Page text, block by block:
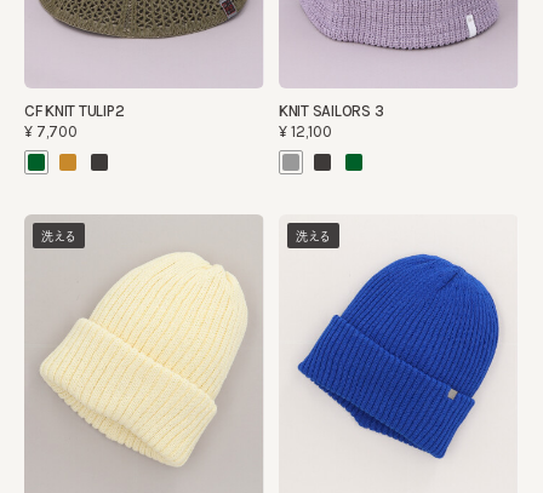
CF KNIT TULIP2
¥7,700
KNIT SAILORS 3
¥12,100
洗える 洗える